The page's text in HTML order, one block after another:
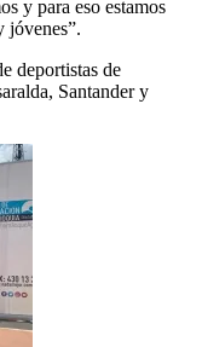
y para eso estamos
jóvenes”.
deportistas de
Santander y